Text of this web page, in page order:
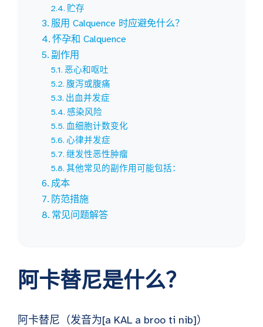
贮存
服用 Calquence 时应避免什么？
怀孕和 Calquence
副作用
恶心和呕吐
腹泻或腹痛
出血并发症
感染风险
血细胞计数变化
心律并发症
继发性恶性肿瘤
其他常见的副作用可能包括：
成本
防范措施
常见问题解答
阿卡替尼是什么？
阿卡替尼（发音为[a KAL a broo ti nib]）